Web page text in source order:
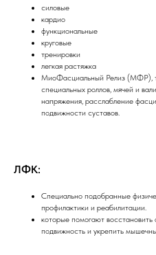
силовые
кардио
функциональные
круговые
тренировки
легкая растяжка
МиоФасциальный Релиз (МФР),
специальных роллов, мячей и
напряжения, расслабление
подвижности суставов.
ЛФК:
Специально подобранные
профилактики и реабилитации.
которые помогают восстановить
подвижность и укрепить